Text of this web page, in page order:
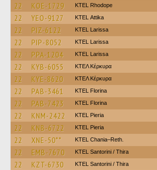
22 KOE-1729 KTEL Rhodope
22 YEO-9127 KΤΕL Αttika
22 PIZ-6122 KTEL Larissa
22 PIP-8052 KTEL Larissa
22 PPA-1204 KTEL Larissa
22 KYB-6055 ΚΤΕΛ Κέρκυρα
22 KYE-8620 ΚΤΕΛ Κέρκυρα
22 PAB-3461 KTEL Florina
22 PAB-7423 KTEL Florina
22 KNM-2422 KTEL Pieria
22 KNB-6722 KTEL Pieria
22 XNE-50** KTEL Chania–Reth.
22 EMB-7670 KTEL Santorini / Thira
22 KZT-6730 KTEL Santorini / Thira